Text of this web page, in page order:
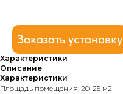
Заказать установку
Характеристики
Описание
Характеристики
Площадь помещения: 20-25 м2